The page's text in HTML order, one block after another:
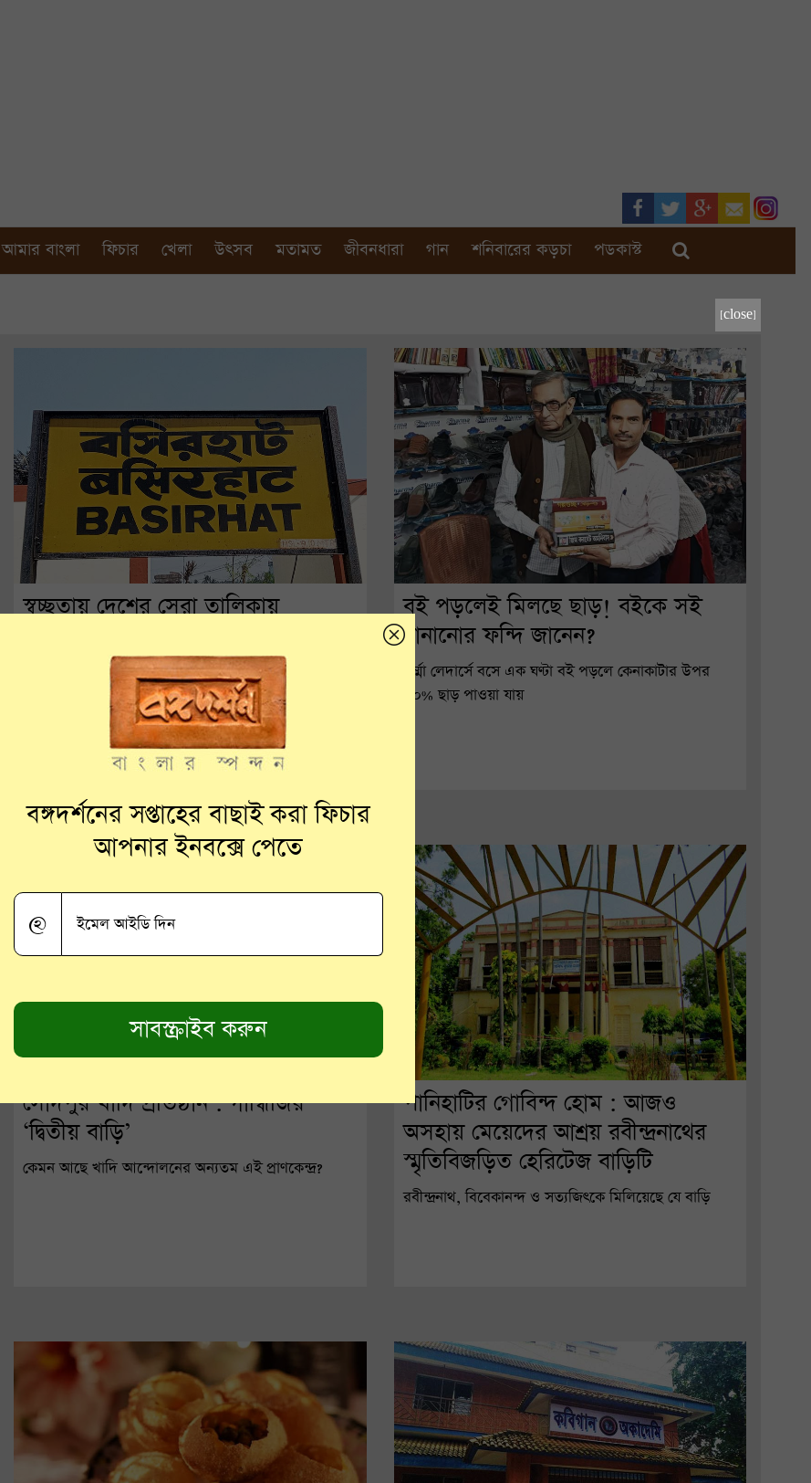
আমার বাংলা ফিচার খেলা উৎসব মতামত জীবনধারা গান শনিবারের কড়চা পডকাস্ট
[close]
স্বচ্ছতায় দেশের সেরা তালিকায়
আগামী দিনে গড়ে তোলা হবে আধুনিক বর্জ্য প্রক্রিয়াকরণ
বই পড়লেই মিলছে ছাড়! বইকে সই
বানানোর ফন্দি জানেন?
শর্ম্মা লেদার্সে বসে এক ঘণ্টা বই পড়লে কেনাকাটার উপর
২০% ছাড় পাওয়া যায়
সোদপুর খাদি প্রতিষ্ঠান : গান্ধিজির
‘দ্বিতীয় বাড়ি’
কেমন আছে খাদি আন্দোলনের অন্যতম এই প্রাণকেন্দ্র?
পানিহাটির গোবিন্দ হোম : আজও
অসহায় মেয়েদের আশ্রয় রবীন্দ্রনাথের
স্মৃতিবিজড়িত হেরিটেজ বাড়িটি
রবীন্দ্রনাথ, বিবেকানন্দ ও সত্যজিৎকে মিলিয়েছে যে বাড়ি
বঙ্গদর্শনের সপ্তাহের বাছাই করা ফিচার
আপনার ইনবক্সে পেতে
@